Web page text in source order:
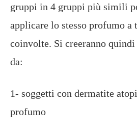
gruppi in 4 gruppi più simili
applicare lo stesso profumo a
coinvolte. Si creeranno
da:
1- soggetti con dermatite
profumo